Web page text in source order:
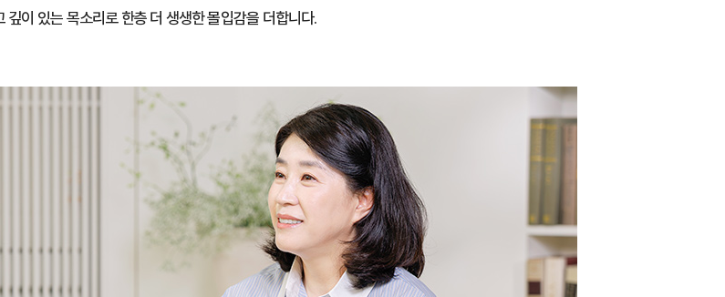
깊이 있는 목소리로 한층 더 생생한 몰입감을 더합니다.